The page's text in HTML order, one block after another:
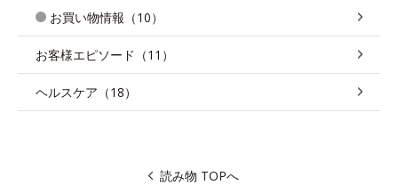
お買い物情報（10）
お客様エピソード（11）
ヘルスケア（18）
読み物 TOPへ